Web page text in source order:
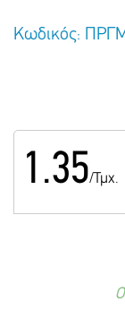
Κωδικός:
1.35/Τμχ.